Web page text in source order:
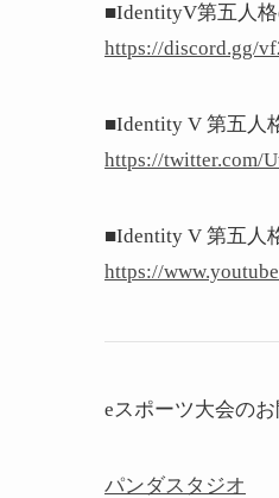
■IdentityV第五人
https://discord.gg/
■Identity V 第五人
https://twitter.com/
■Identity V 第五人
https://
eスポーツ大会の
パンダスタジオ